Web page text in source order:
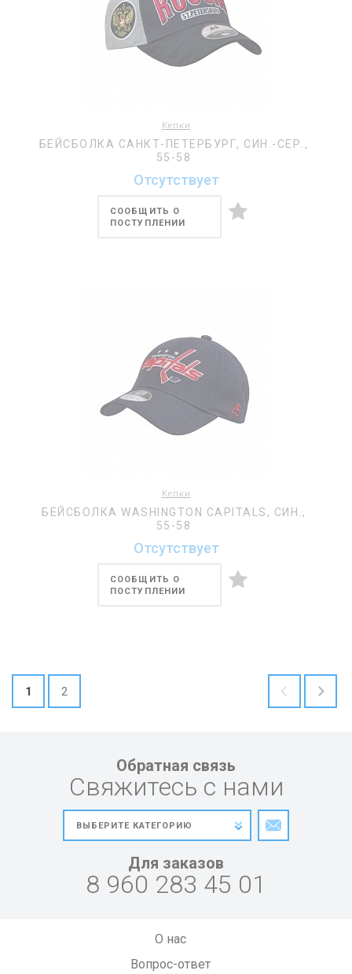
Кепки
БЕЙСБОЛКА САНКТ-ПЕТЕРБУРГ, СИН.-СЕР.,
55-58
Отсутствует
СООБЩИТЬ О
ПОСТУПЛЕНИИ
Кепки
БЕЙСБОЛКА WASHINGTON CAPITALS, СИН.,
55-58
Отсутствует
СООБЩИТЬ О
ПОСТУПЛЕНИИ
1 2
Обратная связь
Свяжитесь с нами
Для заказов
8 960 283 45 01
О нас
Вопрос-ответ